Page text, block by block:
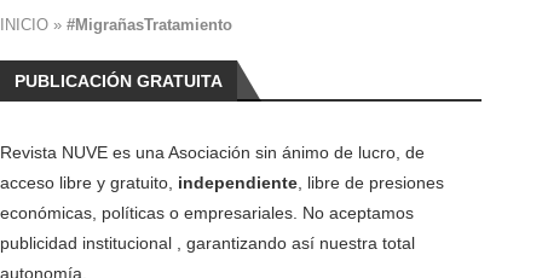
INICIO » #MigrañasTratamiento
PUBLICACIÓN GRATUITA
Revista NUVE es una Asociación sin ánimo de lucro, de
acceso libre y gratuito, independiente , libre de presiones
económicas, políticas o empresariales. No aceptamos
publicidad institucional , garantizando así nuestra total
autonomía.